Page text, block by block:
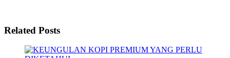
Related Posts